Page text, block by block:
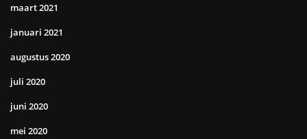
maart 2021
januari 2021
augustus 2020
juli 2020
juni 2020
mei 2020